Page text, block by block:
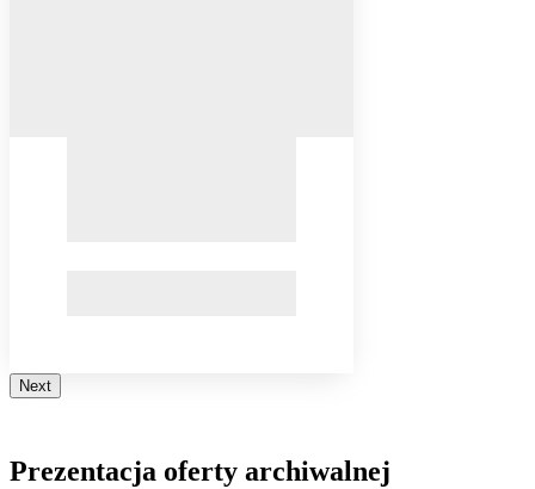
Next
Prezentacja oferty archiwalnej